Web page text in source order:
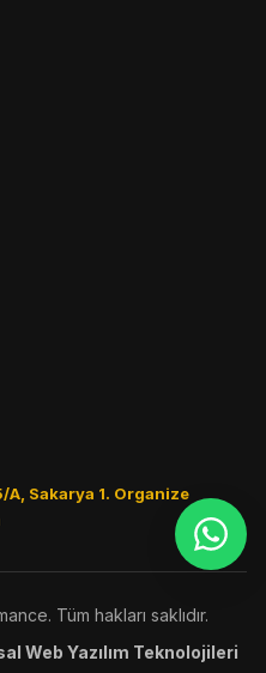
Sakarya 1. Organize
Tüm hakları saklıdır.
Web Yazılım Teknolojileri